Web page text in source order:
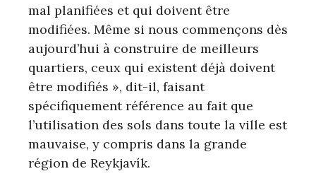
mal planifiées et qui doivent être
modifiées. Même si nous commençons dès
aujourd’hui à construire de meilleurs
quartiers, ceux qui existent déjà doivent
être modifiés », dit-il, faisant
spécifiquement référence au fait que
l’utilisation des sols dans toute la ville est
mauvaise, y compris dans la grande
région de Reykjavík.